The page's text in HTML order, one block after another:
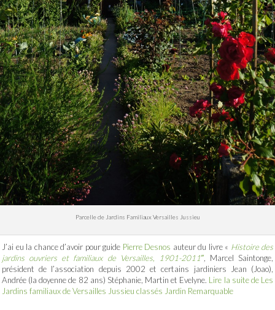
Parcelle de Jardins Familiaux Versailles Jussieu
J’ai eu la chance d’avoir pour guide Pierre Desnos auteur du livre « Histoire des
jardins ouvriers et familiaux de Versailles, 1901-2011″,
Marcel Saintonge,
président de l’association depuis 2002 et certains jardiniers Jean (Joao),
Andrée (la doyenne de 82 ans) Stéphanie, Martin et Evelyne. Lire la suite de Les
Jardins familiaux de Versailles Jussieu classés Jardin Remarquable